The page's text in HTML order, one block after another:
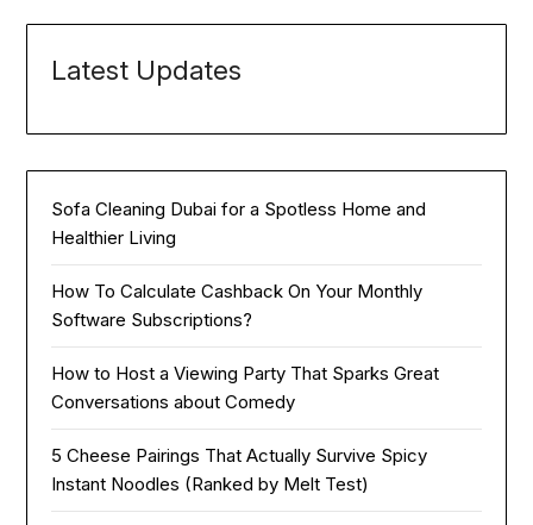
Latest Updates
Sofa Cleaning Dubai for a Spotless Home and
Healthier Living
How To Calculate Cashback On Your Monthly
Software Subscriptions?
How to Host a Viewing Party That Sparks Great
Conversations about Comedy
5 Cheese Pairings That Actually Survive Spicy
Instant Noodles (Ranked by Melt Test)